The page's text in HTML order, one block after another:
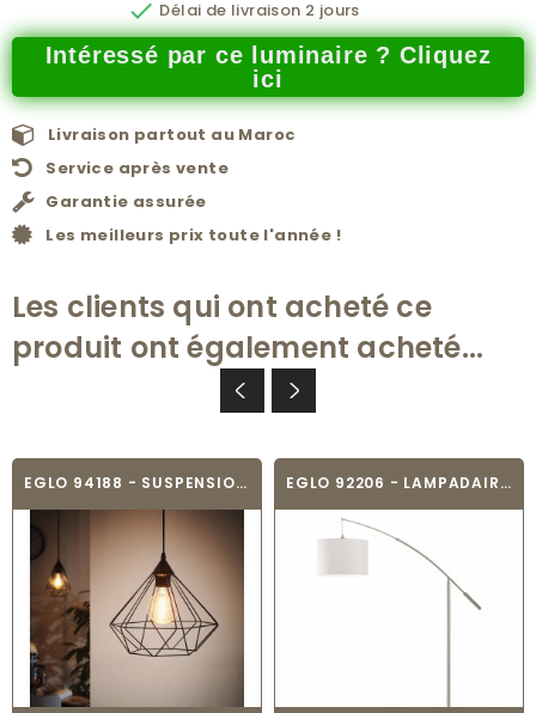
 Délai de livraison 2 jours
Intéressé par ce luminaire ? Cliquez
ici
Livraison partout au Maroc
Service après vente
Garantie assurée
Les meilleurs prix toute l'année !
Les clients qui ont acheté ce
produit ont également acheté...
EGLO 94188 - SUSPENSION VINTAGE - TARBES EGLO 92206 - LAMPADAIRE - NADINA